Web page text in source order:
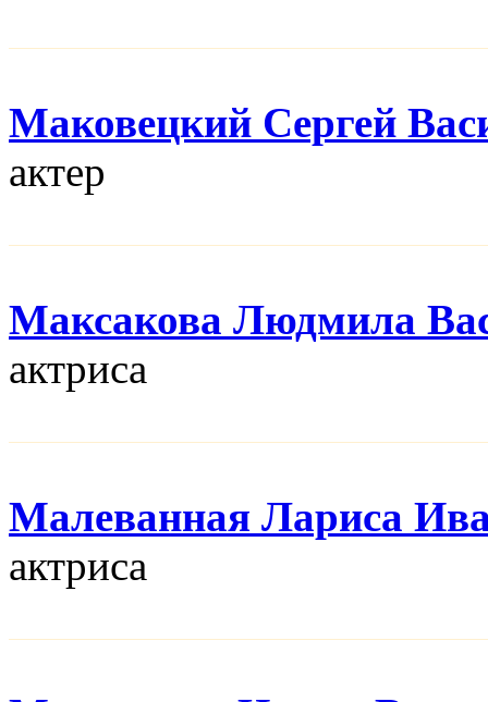
Маковецкий Сергей
актер
Максакова Людмила
актриса
Малеванная Лариса
актриса